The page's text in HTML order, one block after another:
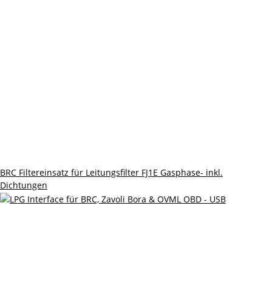
BRC Filtereinsatz für Leitungsfilter FJ1E Gasphase- inkl.
Dichtungen